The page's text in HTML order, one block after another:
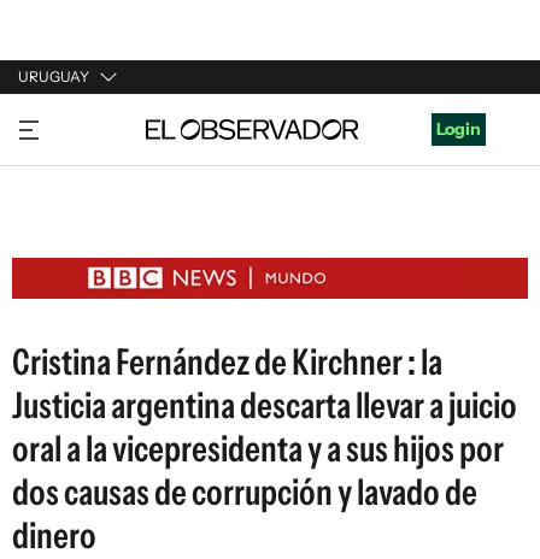
URUGUAY
URUGUAY
ARGENTINA
ESTADOS UNIDOS
Login
Cristina Fernández de Kirchner : la
Justicia argentina descarta llevar a juicio
oral a la vicepresidenta y a sus hijos por
dos causas de corrupción y lavado de
dinero